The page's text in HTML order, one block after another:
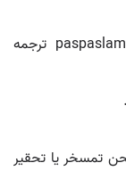
در زبان ترکی استانبولی، تی کشیدن به paspaslamak ترجمه
تمسخر یا تحقیر